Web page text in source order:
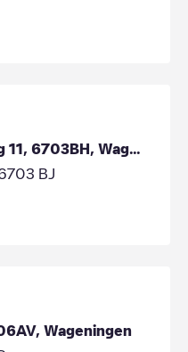
NL, Generaal Foulkesweg 11, 6703BH, Wageningen
BJ
Wageningen